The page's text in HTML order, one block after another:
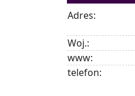
Adres:
Woj.:
www:
telefon: